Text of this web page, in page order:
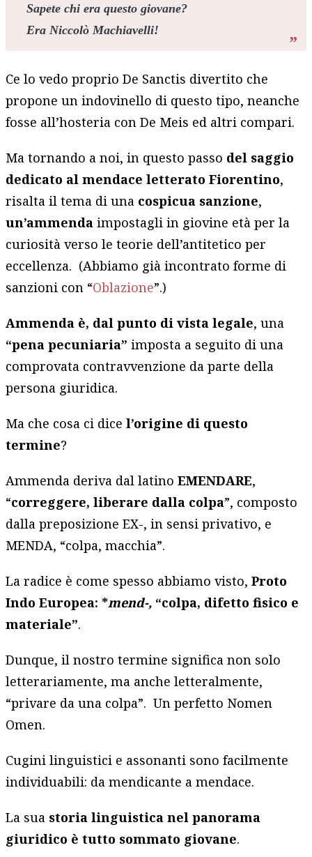
Sapete chi era questo giovane?
Era Niccolò Machiavelli!
Ce lo vedo proprio De Sanctis divertito che
propone un indovinello di questo tipo, neanche
fosse all’hosteria con De Meis ed altri compari.
Ma tornando a noi, in questo passo del saggio
dedicato al mendace letterato Fiorentino,
risalta il tema di una cospicua sanzione,
un’ammenda impostagli in giovine età per la
curiosità verso le teorie dell’antitetico per
eccellenza. (Abbiamo già incontrato forme di
sanzioni con “Oblazione”.)
Ammenda è, dal punto di vista legale, una
“pena pecuniaria” imposta a seguito di una
comprovata contravvenzione da parte della
persona giuridica.
Ma che cosa ci dicel’origine di questo
termine?
Ammenda deriva dal latinoEMENDARE,
“correggere, liberare dalla colpa”, composto
dalla preposizione EX-, in sensi privativo, e
MENDA, “colpa, macchia”.
La radice è come spesso abbiamo visto,Proto
Indo Europea: *mend-, “colpa, difetto fisico e
materiale”.
Dunque, il nostro termine significa non solo
letterariamente, ma anche letteralmente,
“privare da una colpa”. Un perfetto Nomen
Omen.
Cugini linguistici e assonanti sono facilmente
individuabili: da mendicante a mendace.
La sua storia linguistica nel panorama
giuridico è tutto sommato giovane.